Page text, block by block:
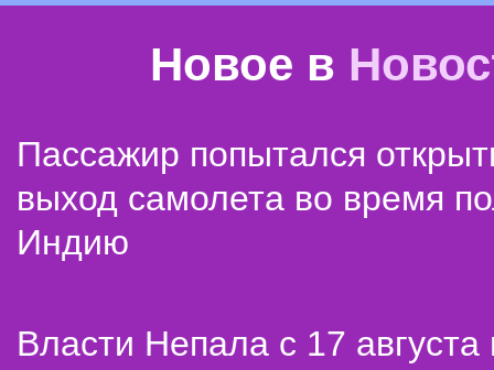
Новое в
Пассажир попытался
выход самолета во время
Индию
Власти Непала с 17 августа